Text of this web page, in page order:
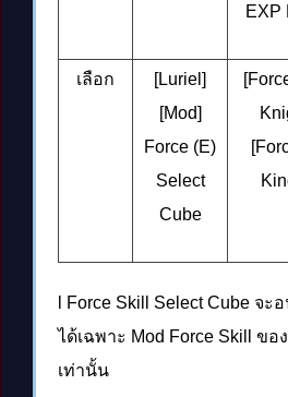
EXP
เลือก
[Luriel]
[Mod]
Force (E)
Select
Cube
l Force Skill Select Cube จ
ได้เฉพาะ Mod Force Skill ข
เท่านั้น